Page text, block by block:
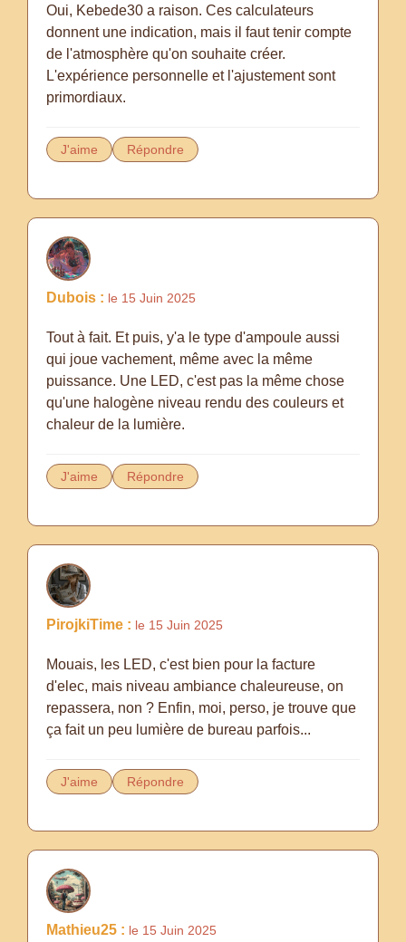
Oui, Kebede30 a raison. Ces calculateurs
donnent une indication, mais il faut tenir compte
de l'atmosphère qu'on souhaite créer.
L'expérience personnelle et l'ajustement sont
primordiaux.
J'aime Répondre
Dubois : le 15 Juin 2025
Tout à fait. Et puis, y'a le type d'ampoule aussi
qui joue vachement, même avec la même
puissance. Une LED, c'est pas la même chose
qu'une halogène niveau rendu des couleurs et
chaleur de la lumière.
J'aime Répondre
PirojkiTime : le 15 Juin 2025
Mouais, les LED, c'est bien pour la facture
d'elec, mais niveau ambiance chaleureuse, on
repassera, non ? Enfin, moi, perso, je trouve que
ça fait un peu lumière de bureau parfois...
J'aime Répondre
Mathieu25 : le 15 Juin 2025